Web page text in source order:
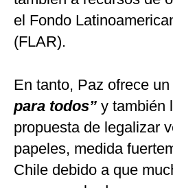
el Fondo
(FLAR).
En tanto, Paz ofrece un
para todos” y también
propuesta de legalizar
papeles, medida
Chile debido a que